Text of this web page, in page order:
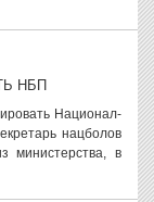
НБП
Национал-
нацболов
министерства, в